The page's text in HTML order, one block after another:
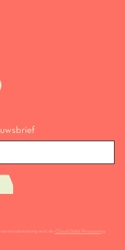
met de Cloud Data Processing